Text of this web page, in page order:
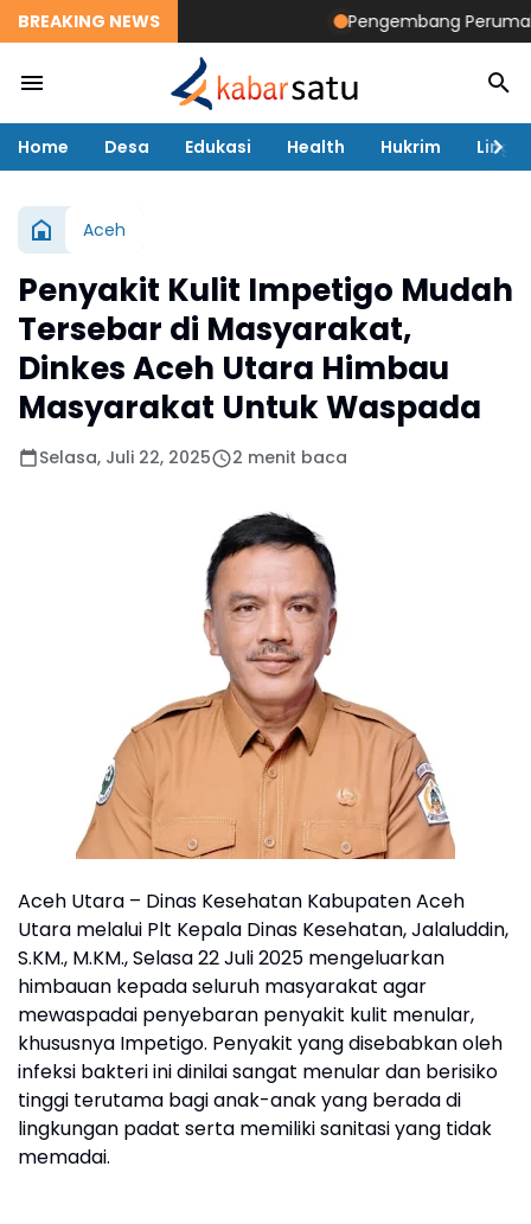
BREAKING NEWS Pengembang
Home Desa Edukasi Health Hukrim
Aceh
Penyakit Kulit Impetigo Mudah
Tersebar di Masyarakat,
Dinkes Aceh Utara Himbau
Masyarakat Untuk Waspada
Selasa, Juli 22, 2025 2 menit baca
Aceh Utara – Dinas Kesehatan Kabupaten Aceh
Utara melalui Plt Kepala Dinas Kesehatan, Jalaluddin,
S.KM., M.KM., Selasa 22 Juli 2025 mengeluarkan
himbauan kepada seluruh masyarakat agar
mewaspadai penyebaran penyakit kulit menular,
khususnya Impetigo. Penyakit yang disebabkan oleh
infeksi bakteri ini dinilai sangat menular dan berisiko
tinggi terutama bagi anak-anak yang berada di
lingkungan padat serta memiliki sanitasi yang tidak
memadai.